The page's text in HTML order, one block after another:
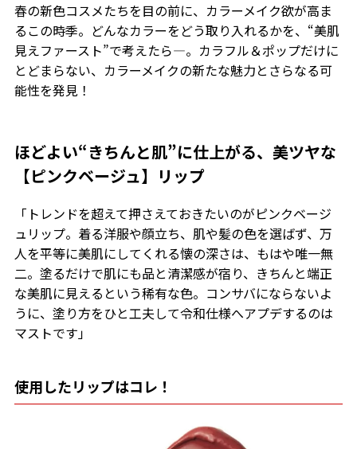
春の新色コスメたちを目の前に、カラーメイク欲が高ま
るこの時季。どんなカラーをどう取り入れるかを、“美肌
見えファースト”で考えたら―。カラフル＆ポップだけに
とどまらない、カラーメイクの新たな魅力とさらなる可
能性を発見！
ほどよい“きちんと肌”に仕上がる、美ツヤな
【ピンクベージュ】リップ
「トレンドを超えて押さえておきたいのがピンクベージ
ュリップ。着る洋服や顔立ち、肌や髪の色を選ばず、万
人を平等に美肌にしてくれる懐の深さは、もはや唯一無
二。塗るだけで肌にも品と清潔感が宿り、きちんと端正
な美肌に見えるという稀有な色。コンサバにならないよ
うに、塗り方をひと工夫して令和仕様へアプデするのは
マストです」
使用したリップはコレ！